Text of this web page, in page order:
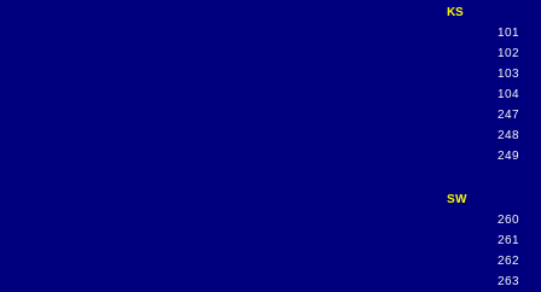
KS
101
102
103
104
247
248
249
SW
260
261
262
263